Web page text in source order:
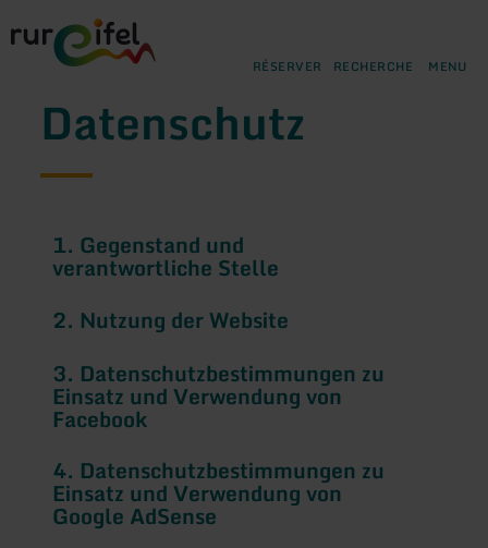
Retour
à
RÉSERVER RECHERCHE MENU
Datenschutz
1. Gegenstand und
verantwortliche Stelle
2. Nutzung der Website
3. Datenschutzbestimmungen zu
Einsatz und Verwendung von
Facebook
4. Datenschutzbestimmungen zu
Einsatz und Verwendung von
Google AdSense